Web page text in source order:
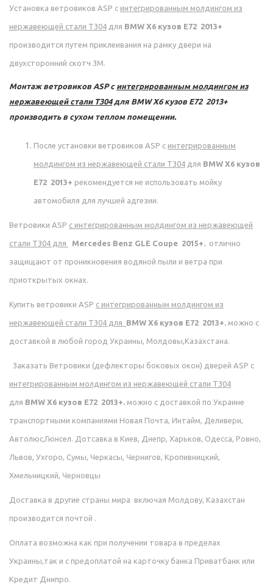
Установка ветровиков ASP с интегрированным молдингом из
нержавеющей стали Т304 для BMW X6 кузов E72 2013+
производится путем приклеивания на рамку двери на
двухсторонний скотч 3М.
Монтаж ветровиков ASP с интегрированным молдингом из
нержавеющей стали Т304для BMW X6 кузов E72 2013+
производить в сухом теплом помещении.
После установки ветровиков ASP с интегрированным
молдингом из нержавеющей стали Т304 для BMW X6 кузов
E72 2013+ рекомендуется не использовать мойку
автомобиля для лучшей адгезии.
Ветровики ASP с интегрированным молдингом из нержавеющей
стали Т304 для Mercedes Benz GLE Coupe 2015+. отлично
защищают от проникновения водяной пыли и ветра при
приоткрытых окнах.
Купить ветровики ASP с интегрированным молдингом из
нержавеющей стали Т304 для BMW X6 кузов E72 2013+. можно с
доставкой в любой город Украины, Молдовы,Казахстана.
Заказать Ветровики (дефлекторы боковых окон) дверей ASP с
интегрированным молдингом из нержавеющей стали Т304
для BMW X6 кузов E72 2013+. можно с доставкой по Украине
транспортными компаниями Новая Почта, Интайм, Деливери,
Автолюс,Гюнсел. Дотсавка в Киев, Днепр, Харьков, Одесса, Ровно,
Львов, Ухгоро, Сумы, Черкасы, Чернигов, Кропивницкий,
Хмельницкий, Черновцы
Доставка в другие страны мира включая Молдову, Казахстан
производится почтой .
Оплата возможна как при получении товара в пределах
Украины,так и с предоплатой на карточку банка Приватбанк или
Кредит Днипро.